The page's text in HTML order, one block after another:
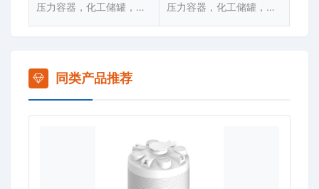
压力容器，化工储罐，集装箱 压力容器，化工储罐，集装箱[LPG储罐]
同类产品推荐